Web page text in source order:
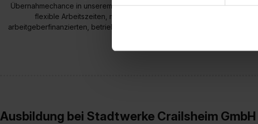
zu. . In diesem Fall sowie bei der
jederzeit mit Wirkung für die Zukunft
Übernahmechance in unserem Unternehmen hast ... es in unserem
flexible Arbeitszeiten, mit Gleitzeit gibt ... du bei den Stadtwerken
arbeitgeberfinanzierten, betrieblichen Altersvorsorge profitierst ... unsere
Ausbildung bei Stadtwerke Crailsheim GmbH